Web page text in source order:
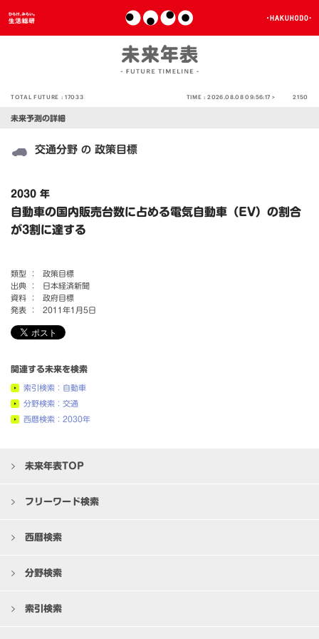
TOTAL FUTURE :17033 TIME :2026.08.08 09:56:17 > 2150
未来予測の詳細
交通分野 の 政策目標
2030 年
自動車の国内販売台数に占める電気自動車（EV）の割合
が3割に達する
類型 ：
政策目標
出典 ：
日本経済新聞
資料 ：
政府目標
発表 ：
2011年1月5日
関連する未来を検索
索引検索：自動車
分野検索：交通
西暦検索：2030年
未来年表TOP
フリーワード検索
西暦検索
分野検索
索引検索